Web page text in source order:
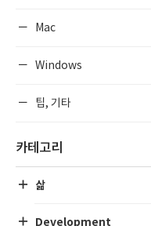
Mac
Windows
팁, 기타
카테고리
삶
Development